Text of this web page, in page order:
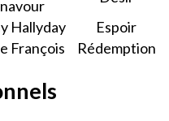
Hallyday
Espoir
François Rédemption